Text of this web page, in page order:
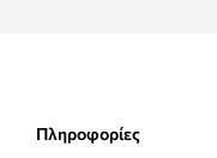
Πληροφορίες